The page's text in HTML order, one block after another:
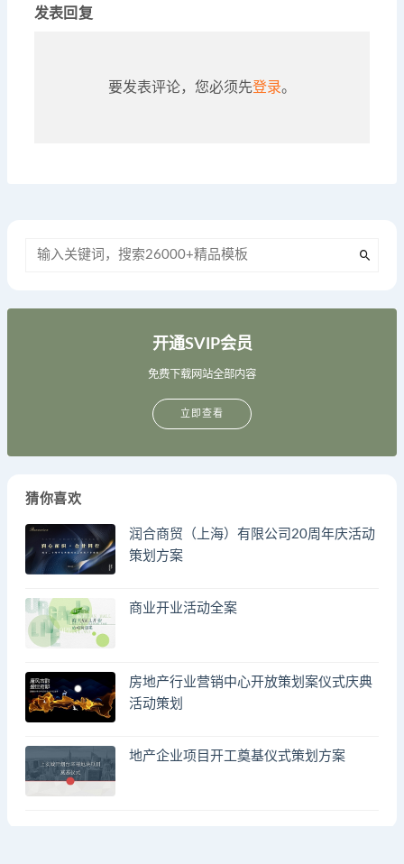
发表回复
要发表评论，您必须先登录。
开通SVIP会员
免费下载网站全部内容
立即查看
猜你喜欢
润合商贸（上海）有限公司20周年庆活动
策划方案
商业开业活动全案
房地产行业营销中心开放策划案仪式庆典
活动策划
地产企业项目开工奠基仪式策划方案